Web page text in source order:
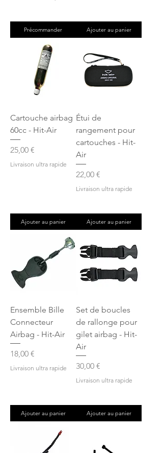
Précommander Ajouter au panier
Cartouche airbag
60cc - Hit-Air
Prix
25,00 €
Livraison ultra rapide
Ajouter au panier
Étui de
rangement pour
cartouches - Hit-
Air
Prix
22,00 €
Livraison ultra rapide
Ajouter au panier
Ensemble Bille
Connecteur
Airbag - Hit-Air
Prix
18,00 €
Livraison ultra rapide
Ajouter au panier
Set de boucles
de rallonge pour
gilet airbag - Hit-
Air
Prix
30,00 €
Livraison ultra rapide
Ajouter au panier